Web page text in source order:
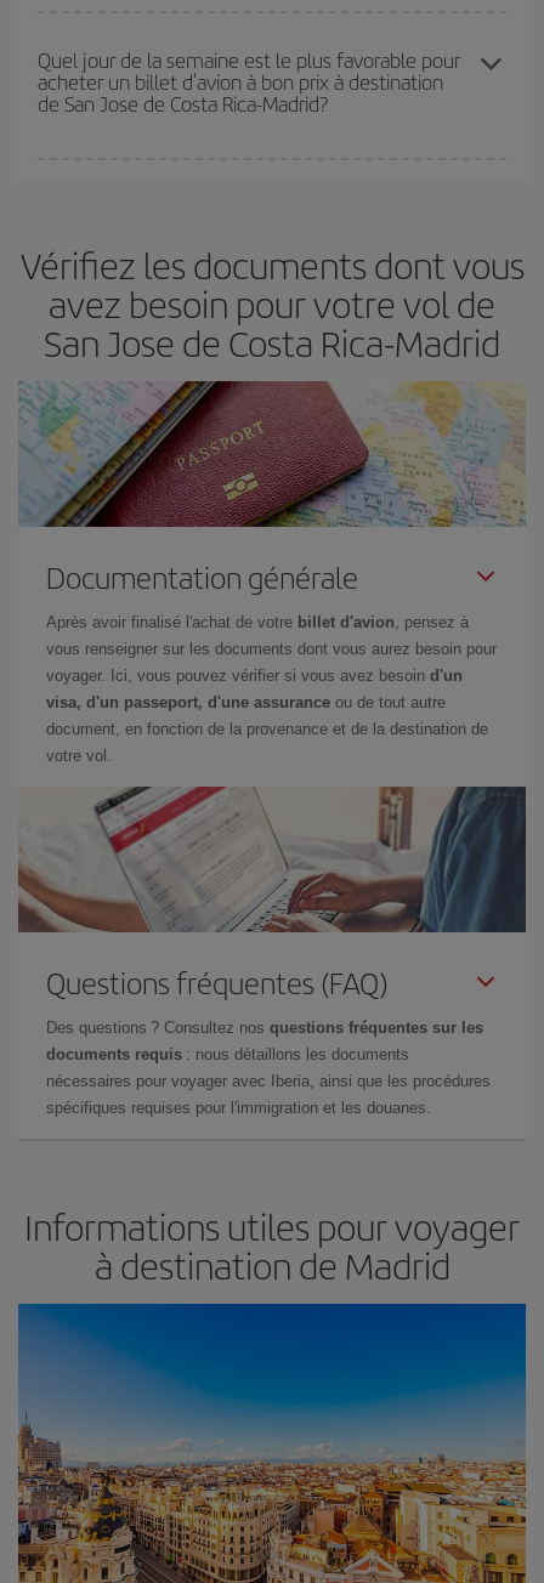
en fonction de vos besoins. Avec le tarif Basic, vous êtes certain
d'acheter le vol le moins cher.
Quel jour de la semaine est le plus favorable pour
acheter un billet d'avion à bon prix à destination
de San Jose de Costa Rica-Madrid?
billets, plus vous bénéficiez de prix économiques. De plus, en
restant flexible sur les dates et les horaires de vol lors de votre
recherche, vous pourrezchoisir le prix le plus économique.
Vérifiez les documents dont vous
avez besoin pour votre vol de
San Jose de Costa Rica-Madrid
Documentation générale
Après avoir finalisé l'achat de votre billet d'avion, pensez à
vous renseigner sur les documents dont vous aurez besoin pour
voyager. Ici, vous pouvez vérifier si vous avez besoin d'un
visa, d'un passeport, d'une assurance ou de tout autre
document, en fonction de la provenance et de la destination de
votre vol.
Questions fréquentes (FAQ)
Des questions ? Consultez nos questions fréquentes sur les
documents requis : nous détaillons les documents
nécessaires pour voyager avec Iberia, ainsi que les procédures
spécifiques requises pour l'immigration et les douanes.
Informations utiles pour voyager
à destination de Madrid